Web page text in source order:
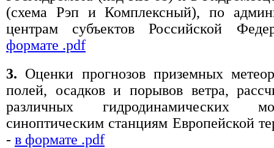
(схема Рэп и Комплексный), по
центрам субъектов Российской
формате .pdf
3. Оценки прогнозов приземных
полей, осадков и порывов ветра,
различных гидродинамических
синоптическим станциям Европейской
- в формате .pdf